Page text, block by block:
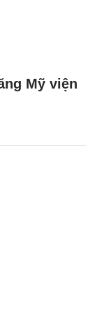
Mỹ viện